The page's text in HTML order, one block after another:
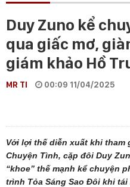
Duy Zuno kể
qua giấc mơ,
giám khảo Hồ
MR TI 00:09 11/04/2025
Với lợi thế diễn xuất khi
Chuyện Tình, cặp đôi Duy
“khoe” thế mạnh kể chuyện
trình Tỏa Sáng Sao Đôi khi